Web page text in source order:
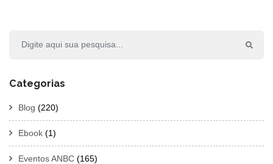
Categorias
Blog (220)
Ebook (1)
Eventos ANBC (165)